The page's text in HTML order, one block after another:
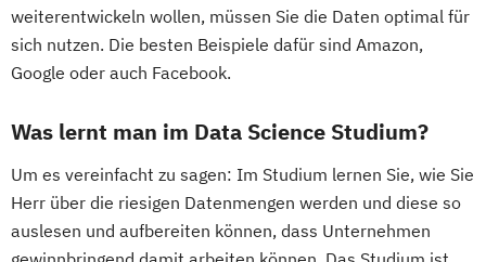
weiterentwickeln wollen, müssen Sie die Daten optimal für
sich nutzen. Die besten Beispiele dafür sind Amazon,
Google oder auch Facebook.
Was lernt man im Data Science Studium?
Um es vereinfacht zu sagen: Im Studium lernen Sie, wie Sie
Herr über die riesigen Datenmengen werden und diese so
auslesen und aufbereiten können, dass Unternehmen